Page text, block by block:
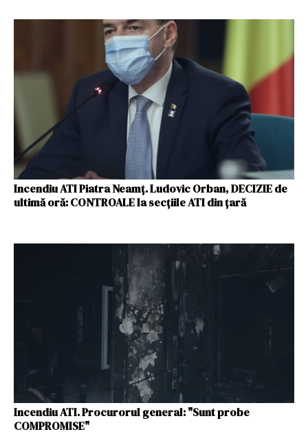
Incendiu ATI Piatra Neamț. Ludovic Orban, DECIZIE de
ultimă oră: CONTROALE la secțiile ATI din țară
Incendiu ATI. Procurorul general: "Sunt probe
COMPROMISE"